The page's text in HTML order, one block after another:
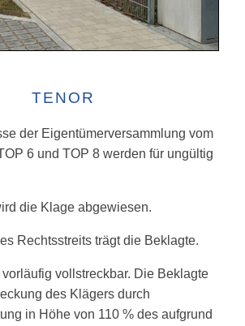
TENOR
der Eigentümerversammlung vom
6 und TOP 8 werden für ungültig
die Klage abgewiesen.
Rechtsstreits trägt die Beklagte.
vollstreckbar. Die Beklagte
des Klägers durch
in Höhe von 110 % des aufgrund